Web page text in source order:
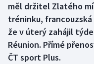
Florbal
Futsal
Golf
měl držitel Zlatého
tréninku,
že v úterý zahájil
Réunion. Přímé
ČT sport Plus.